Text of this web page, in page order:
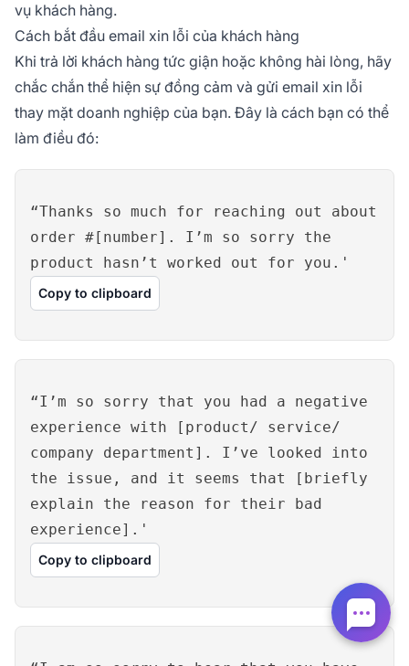
vụ khách hàng.
Cách bắt đầu email xin lỗi của khách hàng
Khi trả lời khách hàng tức giận hoặc không hài lòng, hãy
chắc chắn thể hiện sự đồng cảm và gửi email xin lỗi
thay mặt doanh nghiệp của bạn. Đây là cách bạn có thể
làm điều đó:
“Thanks so much for reaching out about
order #[number]. I’m so sorry the
product hasn’t worked out for you.'
Copy to clipboard
“I’m so sorry that you had a negative
experience with [product/ service/
company department]. I’ve looked into
the issue, and it seems that [briefly
explain the reason for their bad
experience].'
Copy to clipboard